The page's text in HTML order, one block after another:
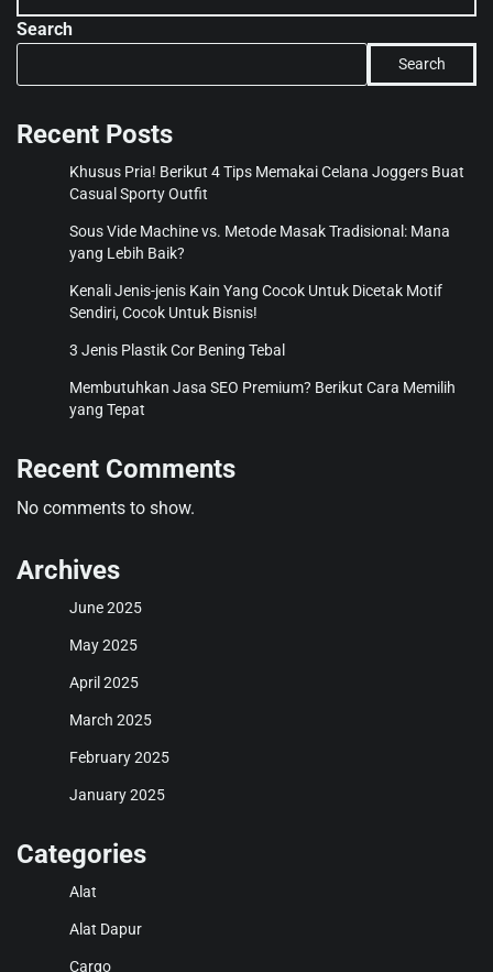
Search
Search
Recent Posts
Khusus Pria! Berikut 4 Tips Memakai Celana Joggers Buat
Casual Sporty Outfit
Sous Vide Machine vs. Metode Masak Tradisional: Mana
yang Lebih Baik?
Kenali Jenis-jenis Kain Yang Cocok Untuk Dicetak Motif
Sendiri, Cocok Untuk Bisnis!
3 Jenis Plastik Cor Bening Tebal
Membutuhkan Jasa SEO Premium? Berikut Cara Memilih
yang Tepat
Recent Comments
No comments to show.
Archives
June 2025
May 2025
April 2025
March 2025
February 2025
January 2025
Categories
Alat
Alat Dapur
Cargo